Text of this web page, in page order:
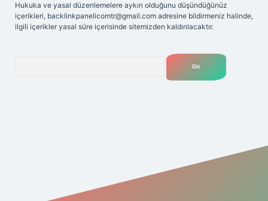
Hukuka ve yasal düzenlemelere aykırı olduğunu düşündüğünüz
içerikleri, backlinkpanelicomtr@gmail.com adresine bildirmeniz halinde,
ilgili içerikler yasal süre içerisinde sitemizden kaldırılacaktır.